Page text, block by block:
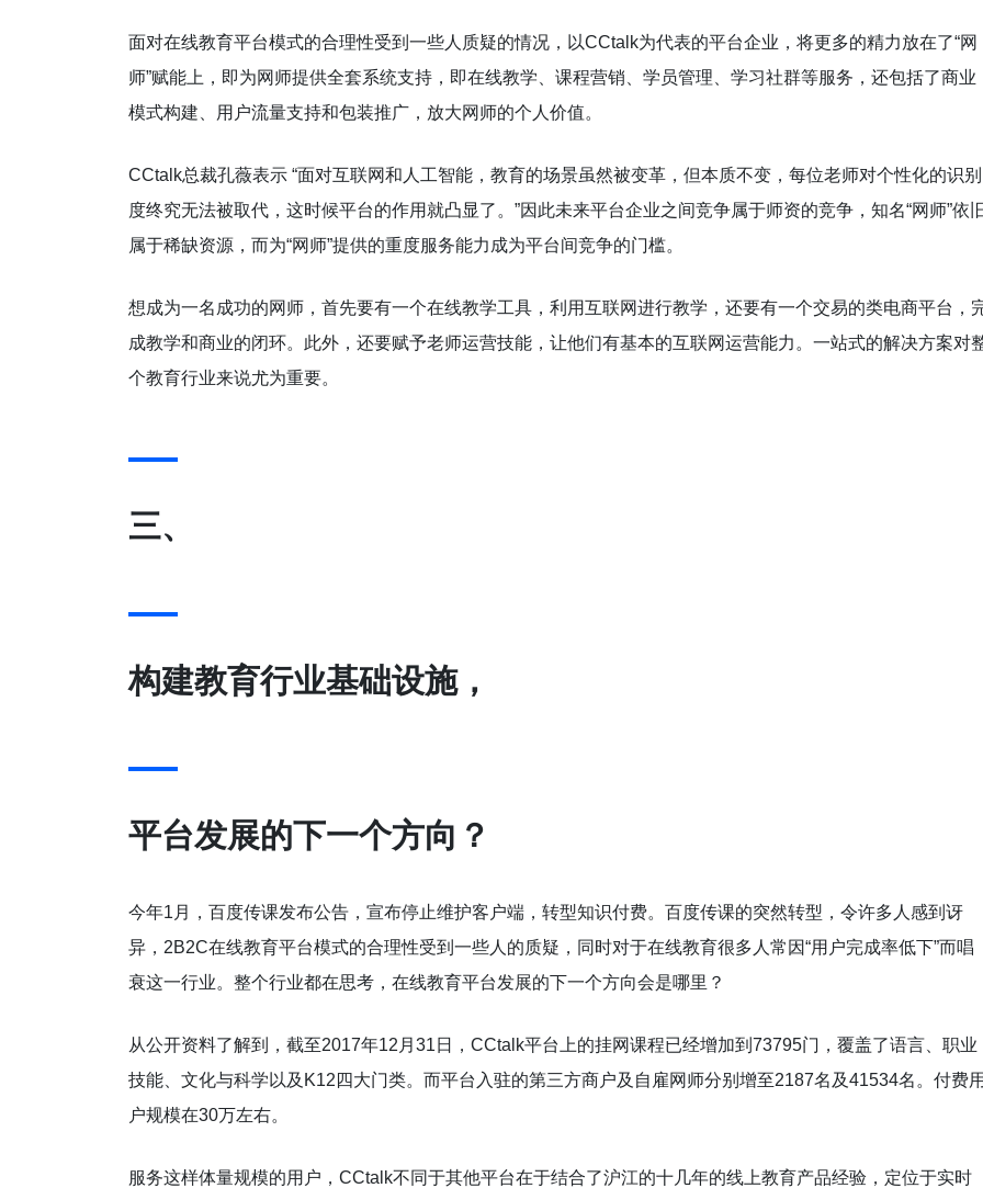
面对在线教育平台模式的合理性受到一些人质疑的情况，以CCtalk为代表的平台企业，将更多的精力放在了“网
师”赋能上，即为网师提供全套系统支持，即在线教学、课程营销、学员管理、学习社群等服务，还包括了商业
模式构建、用户流量支持和包装推广，放大网师的个人价值。
CCtalk总裁孔薇表示 “面对互联网和人工智能，教育的场景虽然被变革，但本质不变，每位老师对个性化的识别
度终究无法被取代，这时候平台的作用就凸显了。”因此未来平台企业之间竞争属于师资的竞争，知名“网师”依旧
属于稀缺资源，而为“网师”提供的重度服务能力成为平台间竞争的门槛。
想成为一名成功的网师，首先要有一个在线教学工具，利用互联网进行教学，还要有一个交易的类电商平台，
成教学和商业的闭环。此外，还要赋予老师运营技能，让他们有基本的互联网运营能力。一站式的解决方案对
个教育行业来说尤为重要。
三、
构建教育行业基础设施，
平台发展的下一个方向？
今年1月，百度传课发布公告，宣布停止维护客户端，转型知识付费。百度传课的突然转型，令许多人感到讶
异，2B2C在线教育平台模式的合理性受到一些人的质疑，同时对于在线教育很多人常因“用户完成率低下”而唱
衰这一行业。整个行业都在思考，在线教育平台发展的下一个方向会是哪里？
从公开资料了解到，截至2017年12月31日，CCtalk平台上的挂网课程已经增加到73795门，覆盖了语言、职业
技能、文化与科学以及K12四大门类。而平台入驻的第三方商户及自雇网师分别增至2187名及41534名。付费用
户规模在30万左右。
服务这样体量规模的用户，CCtalk不同于其他平台在于结合了沪江的十几年的线上教育产品经验，定位于实时